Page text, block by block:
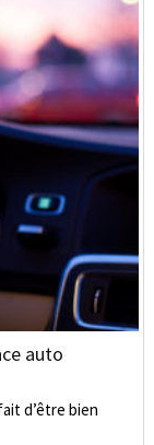
auto
d’être bien